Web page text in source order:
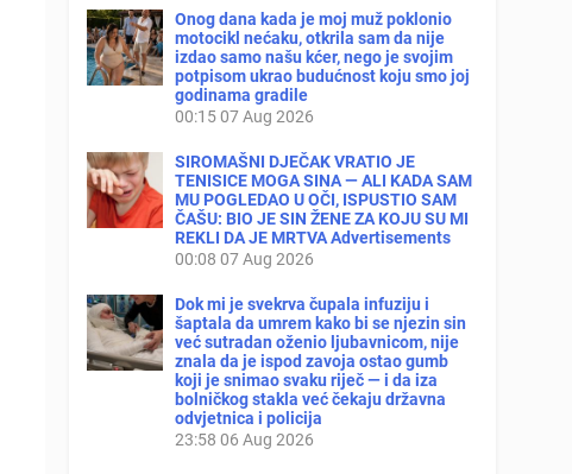
Onog dana kada je moj muž poklonio
motocikl nećaku, otkrila sam da nije
izdao samo našu kćer, nego je svojim
potpisom ukrao budućnost koju smo joj
godinama gradile
00:15 07 Aug 2026
SIROMAŠNI DJEČAK VRATIO JE
TENISICE MOGA SINA — ALI KADA SAM
MU POGLEDAO U OČI, ISPUSTIO SAM
ČAŠU: BIO JE SIN ŽENE ZA KOJU SU MI
REKLI DA JE MRTVA Advertisements
00:08 07 Aug 2026
Dok mi je svekrva čupala infuziju i
šaptala da umrem kako bi se njezin sin
već sutradan oženio ljubavnicom, nije
znala da je ispod zavoja ostao gumb
koji je snimao svaku riječ — i da iza
bolničkog stakla već čekaju državna
odvjetnica i policija
23:58 06 Aug 2026